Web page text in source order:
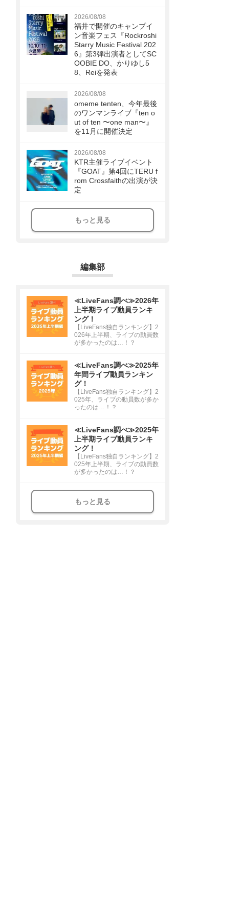
2026/08/08
福井で開催のキャンプイ
ン音楽フェス『Rockroshi
Starry Music Festival 202
6』第3弾出演者としてSC
OOBIE DO、かりゆし5
8、Reiを発表
2026/08/08
omeme tenten、今年最後
のワンマンライブ『ten o
ut of ten 〜one man〜』
を11月に開催決定
2026/08/08
KTR主催ライブイベント
『GOAT』第4回にTERU f
rom Crossfaithの出演が決
定
もっと見る
編集部
≪LiveFans調べ≫2026年
上半期ライブ動員ランキ
ング！
【LiveFans独自ランキング】2
026年上半期、ライブの動員数
が多かったのは…！？
≪LiveFans調べ≫2025年
年間ライブ動員ランキン
グ！
【LiveFans独自ランキング】2
025年、ライブの動員数が多か
ったのは…！？
≪LiveFans調べ≫2025年
上半期ライブ動員ランキ
ング！
【LiveFans独自ランキング】2
025年上半期、ライブの動員数
が多かったのは…！？
もっと見る